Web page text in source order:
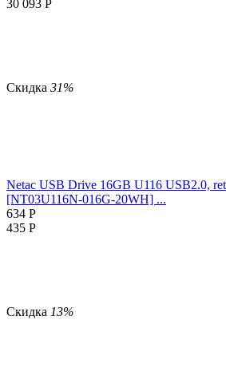
30 093 Р
Скидка 31%
Netac USB Drive 16GB U116 USB2.0,
[NT03U116N-016G-20WH] ...
634 Р
435 Р
Скидка 13%